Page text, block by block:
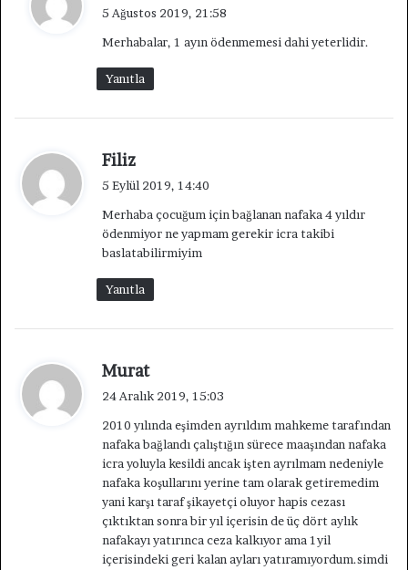
i
5 Ağustos 2019, 21:58
Merhabalar, 1 ayın ödenmemesi dahi yeterlidir.
Yanıtla
Filiz
i
k
i
:
5 Eylül 2019, 14:40
Merhaba çocuğum için bağlanan nafaka 4 yıldır
ödenmiyor ne yapmam gerekir icra takibi
baslatabilirmiyim
Yanıtla
Muratd
i
k
i
24 Aralık 2019, 15:03
2010 yılında eşimden ayrıldım mahkeme tarafından
nafaka bağlandı çalıştığın sürece maaşından nafaka
icra yoluyla kesildi ancak işten ayrılmam nedeniyle
nafaka koşullarını yerine tam olarak getiremedim
yani karşı taraf şikayetçi oluyor hapis cezası
çıktıktan sonra bir yıl içerisin de üç dört aylık
nafakayı yatırınca ceza kalkıyor ama 1yil
içerisindeki geri kalan ayları yatıramıyordum.simdi